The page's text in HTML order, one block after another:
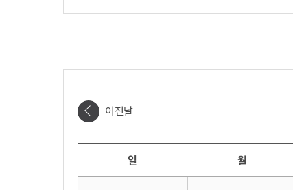
이전달
날짜선택
일 월